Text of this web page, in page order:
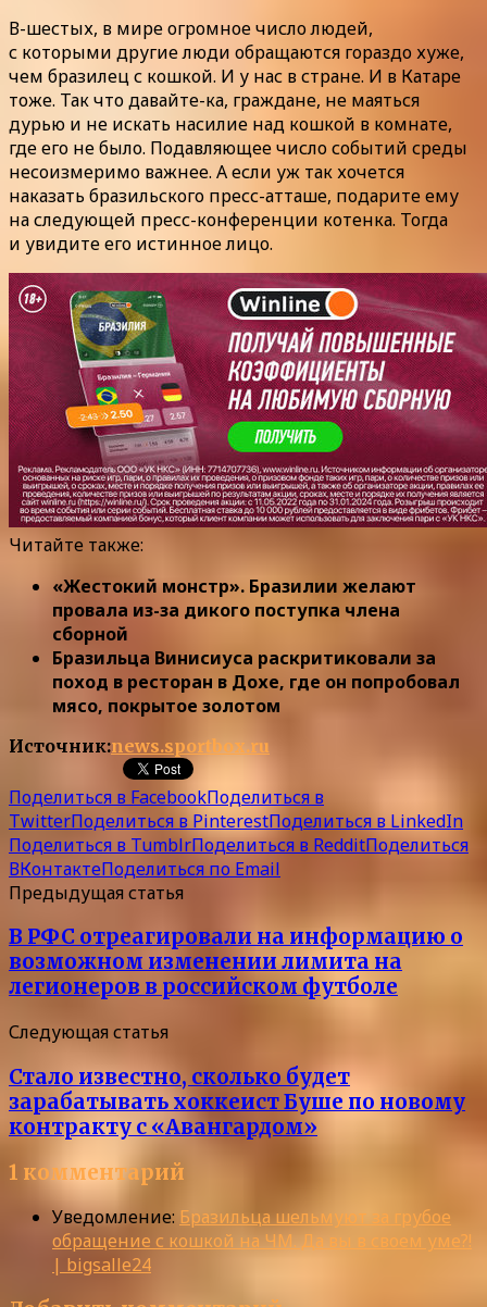
В-шестых, в мире огромное число людей,
с которыми другие люди обращаются гораздо хуже,
чем бразилец с кошкой. И у нас в стране. И в Катаре
тоже. Так что давайте-ка, граждане, не маяться
дурью и не искать насилие над кошкой в комнате,
где его не было. Подавляющее число событий среды
несоизмеримо важнее. А если уж так хочется
наказать бразильского пресс-атташе, подарите ему
на следующей пресс-конференции котенка. Тогда
и увидите его истинное лицо.
Читайте также:
«Жестокий монстр». Бразилии желают
провала из-за дикого поступка члена
сборной
Бразильца Винисиуса раскритиковали за
поход в ресторан в Дохе, где он попробовал
мясо, покрытое золотом
Источник:news.sportbox.ru
Поделиться в FacebookПоделиться в
TwitterПоделиться в PinterestПоделиться в LinkedIn
Поделиться в TumblrПоделиться в RedditПоделиться
ВКонтактеПоделиться по Email
Предыдущая статья
В РФС отреагировали на информацию о
возможном изменении лимита на
легионеров в российском футболе
Следующая статья
Стало известно, сколько будет
зарабатывать хоккеист Буше по новому
контракту с «Авангардом»
1 комментарий
Уведомление: Бразильца шельмуют за грубое
обращение с кошкой на ЧМ. Да вы в своем уме?!
| bigsalle24